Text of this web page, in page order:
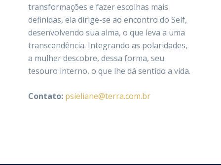
transformações e fazer escolhas mais
definidas, ela dirige-se ao encontro do Self,
desenvolvendo sua alma, o que leva a uma
transcendência. Integrando as polaridades,
a mulher descobre, dessa forma, seu
tesouro interno, o que lhe dá sentido a vida.
Contato: psieliane@terra.com.br